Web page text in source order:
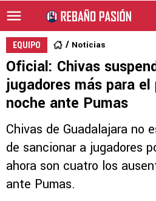
EQUIPO Noticias
Oficial: Chivas
jugadores más para
noche ante Pumas
Chivas de Guadalajara no
de sancionar a jugadores
ahora son cuatro los
ante Pumas.